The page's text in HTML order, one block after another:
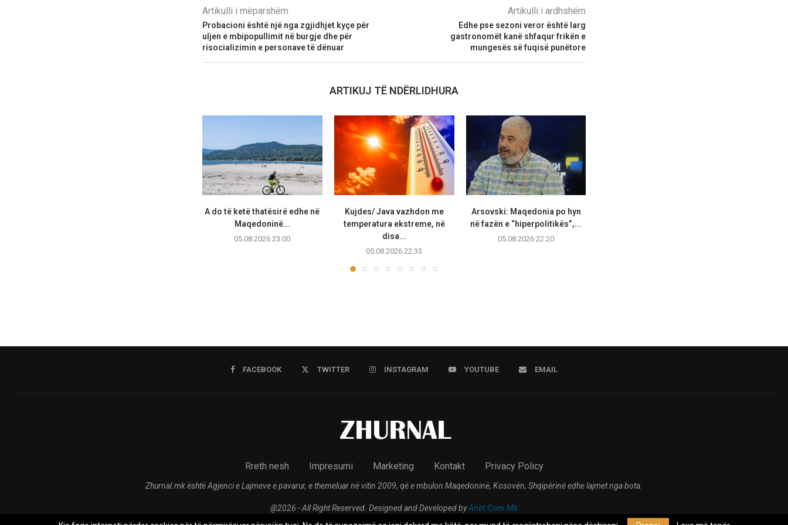
Artikulli i mëparshëm
Probacioni është një nga zgjidhjet kyçe për
uljen e mbipopullimit në burgje dhe për
risocializimin e personave të dënuar
Artikulli i ardhshëm
Edhe pse sezoni veror është larg
gastronomët kanë shfaqur frikën e
mungesës së fuqisë punëtore
ARTIKUJ TË NDËRLIDHURA
A do të ketë thatësirë edhe në
Maqedoninë...
05.08.2026 23:00
Kujdes/ Java vazhdon me
temperatura ekstreme, në
disa...
05.08.2026 22:33
Arsovski: Maqedonia po hyn
në fazën e “hiperpolitikës”,...
05.08.2026 22:20
FACEBOOK TWITTER INSTAGRAM YOUTUBE EMAIL
Rreth nesh Impresumi Marketing Kontakt Privacy Policy
Zhurnal.mk është Agjenci e Lajmeve e pavarur, e themeluar në vitin 2009, që e mbulon Maqedoninë, Kosovën, Shqipërinë edhe lajmet nga bota.
@2026 - All Right Reserved. Designed and Developed byAnet.Com.Mk